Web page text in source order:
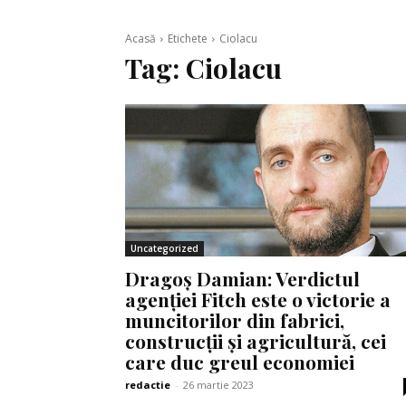
Acasă Etichete Ciolacu
Tag: Ciolacu
Uncategorized
Dragoș Damian: Verdictul
agenției Fitch este o victorie a
muncitorilor din fabrici,
construcții și agricultură, cei
care duc greul economiei
redactie - 26 martie 2023